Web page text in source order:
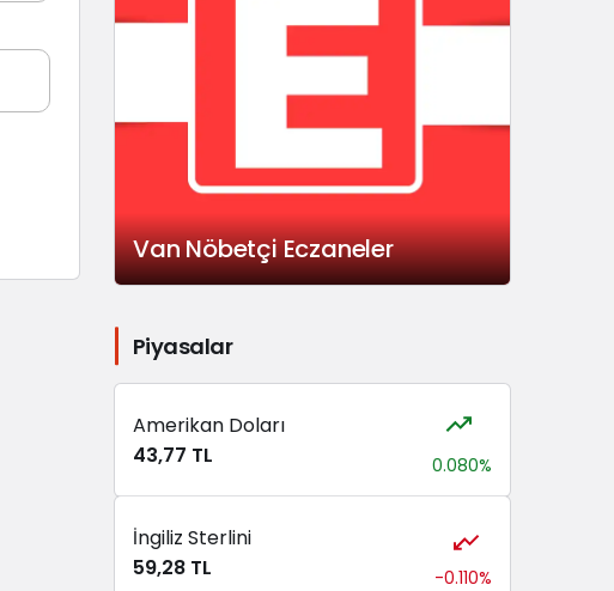
Van Nöbetçi Eczaneler
Piyasalar
Amerikan Doları
43,77 TL
0.080%
İngiliz Sterlini
59,28 TL
-0.110%